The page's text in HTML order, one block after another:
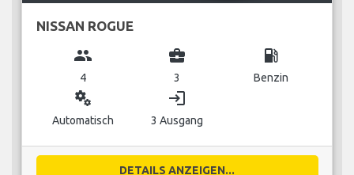
NISSAN ROGUE
group
4
business_center
3
local_gas_station
Benzin
miscellaneous_services
Automatisch
login
3 Ausgang
DETAILS ANZEIGEN...